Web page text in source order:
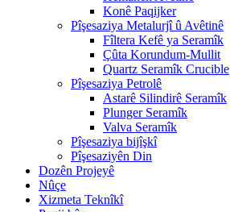
Konê Paqijker
Pîşesaziya Metalurjî û Avêtinê
Fîltera Kefê ya Seramîk
Çûta Korundum-Mullit
Quartz Seramîk Crucible
Pîşesaziya Petrolê
Astarê Silindirê Seramîk
Plunger Seramîk
Valva Seramîk
Pîşesaziya bijîşkî
Pîşesaziyên Din
Dozên Projeyê
Nûçe
Xizmeta Teknîkî